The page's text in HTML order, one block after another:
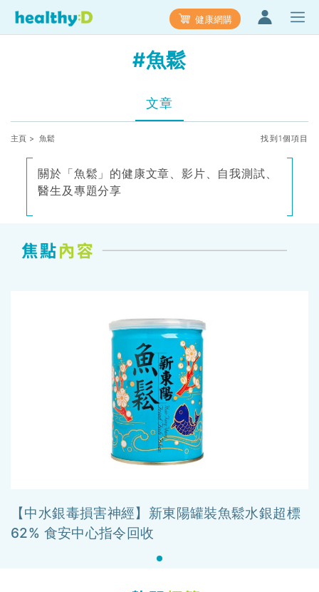
健康網購
#魚鬆
文章
主頁 > 魚鬆 找到1個項目
關於「魚鬆」的健康文章、影片、自我測試、
醫生及專題分享
【中水銀毒損害神經】新東陽罐裝魚鬆水銀超標
62% 食安中心指令回收